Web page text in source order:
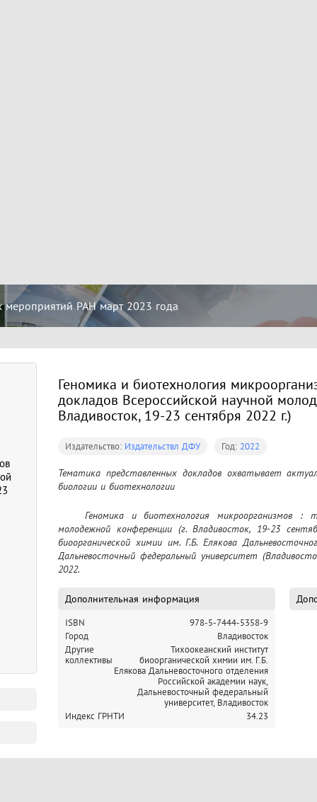
РАН март 2023 года
Геномика и биотехнология
докладов Всероссийской научной
Владивосток, 19-23 сентября 2022 г.)
Издательство: Издательствл ДФУ Год: 2022
Тематика представленных докладов охватывает
биологии и биотехнологии
молодежной конференции (г. Владивосток, 19-23
биоорганической химии им. Г.Б. Елякова
Дальневосточный федеральный университет
2022.
Дополнительная информация
ISBN
978-5-7444-5358-9
Город
Владивосток
Другие
коллективы
Тихоокеанский институт
биоорганической химии им. Г.Б.
Елякова Дальневосточного отделения
Российской академии наук,
Дальневосточный федеральный
университет, Владивосток
Индекс ГРНТИ
34.23